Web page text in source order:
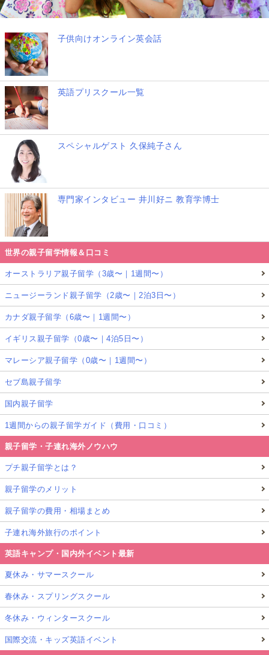
子供向けオンライン英会話
英語プリスクール一覧
スペシャルゲスト 久保純子さん
専門家インタビュー 井川好ニ 教育学博士
世界の親子留学情報＆口コミ
オーストラリア親子留学（3歳〜｜1週間〜）
ニュージーランド親子留学（2歳〜｜2泊3日〜）
カナダ親子留学（6歳〜｜1週間〜）
イギリス親子留学（0歳〜｜4泊5日〜）
マレーシア親子留学（0歳〜｜1週間〜）
セブ島親子留学
国内親子留学
1週間からの親子留学ガイド（費用・口コミ）
親子留学・子連れ海外ノウハウ
プチ親子留学とは？
親子留学のメリット
親子留学の費用・相場まとめ
子連れ海外旅行のポイント
英語キャンプ・国内外イベント最新
夏休み・サマースクール
春休み・スプリングスクール
冬休み・ウィンタースクール
国際交流・キッズ英語イベント